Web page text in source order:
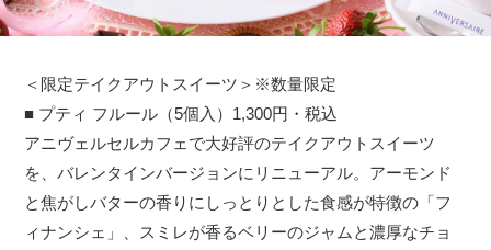
＜限定テイクアウトスイーツ＞※数量限定
■ プティ フルール（5個入）1,300円・税込
アニヴェルセルカフェで大好評のテイクアウトスイーツ
を、バレンタインバージョンにリニューアル。アーモンド
と焦がしバターの香りにしっとりとした食感が特徴の「フ
ィナンシェ」、スミレが香るベリーのジャムと濃厚なチョ